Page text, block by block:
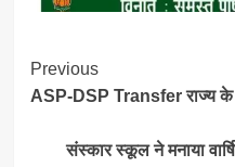
Post
Navigation
Previous
ASP-DSP Transfer राज्य के
संस्कार स्कूल ने मनाया